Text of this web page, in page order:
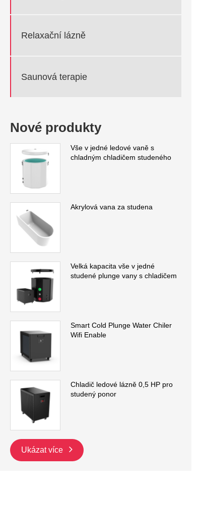
Relaxační lázně
Saunová terapie
Nové produkty
Vše v jedné ledové vaně s
chladným chladičem studeného
Akrylová vana za studena
Velká kapacita vše v jedné
studené plunge vany s chladičem
Smart Cold Plunge Water Chiler
Wifi Enable
Chladič ledové lázně 0,5 HP pro
studený ponor
Ukázat více